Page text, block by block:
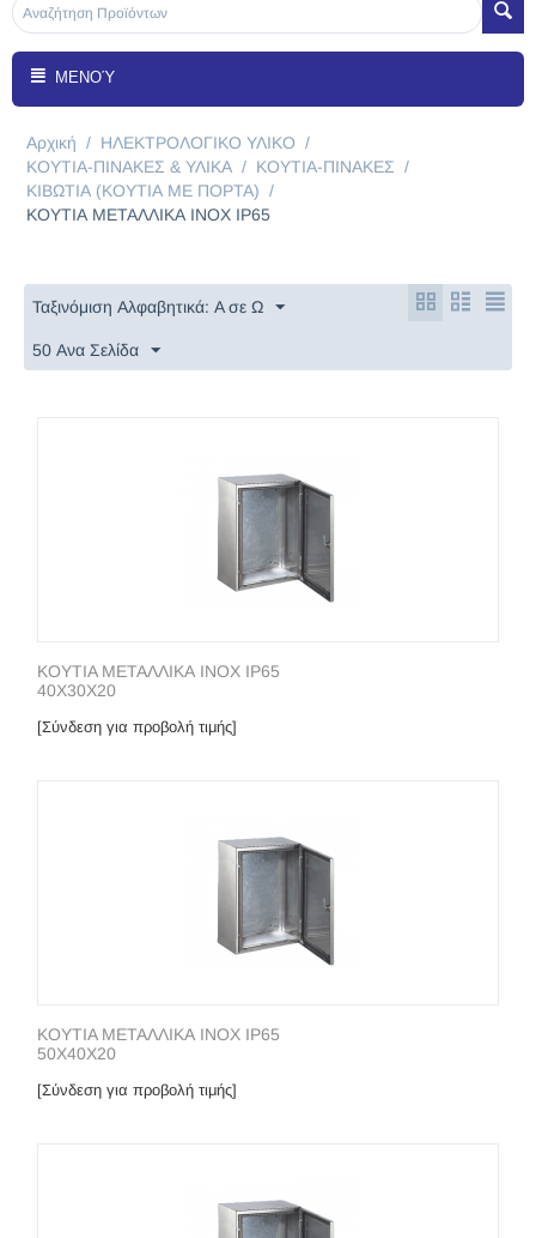
ΜΕΝΟΎ
Αρχική / ΗΛΕΚΤΡΟΛΟΓΙΚΟ ΥΛΙΚΟ /
ΚΟΥΤΙΑ-ΠΙΝΑΚΕΣ & ΥΛΙΚΑ / KOYTIA-ΠΙΝΑΚΕΣ /
ΚΙΒΩΤΙΑ (ΚΟΥΤΙΑ ΜΕ ΠΟΡΤΑ) /
ΚΟΥΤΙΑ ΜΕΤΑΛΛΙΚΑ ΙΝΟΧ ΙP65
Ταξινόμιση Αλφαβητικά: A σε Ω
50 Ανα Σελίδα
KOYTIA METAΛΛΙΚΑ INOX IP65
40X30X20
[Σύνδεση για προβολή τιμής]
KOYTIA METAΛΛΙΚΑ INOX IP65
50X40X20
[Σύνδεση για προβολή τιμής]